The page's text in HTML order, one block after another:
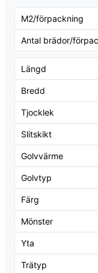
M2/förpackning
Antal brädor/
Längd
Bredd
Tjocklek
Slitskikt
Golvvärme
Golvtyp
Färg
Mönster
Yta
Trätyp